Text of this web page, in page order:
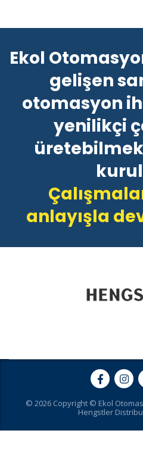
Ekol
gelişen
otomasyon
yenilikçi
anlayışla
© 2026 Copyright © Ekol
Hengstler